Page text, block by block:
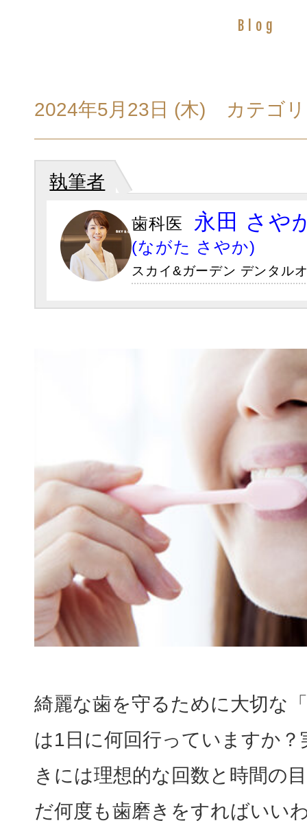
ホワイトニング
（歯茎のホワイトニング）
小児歯科・小児矯正
歯科医療（マタニティ歯科）
歯ぎしり食いしばりの治療・
ボトックス治療
歯周病治療
GALLERY
FLOW
ABOUT
医院案内・ア
料金表
BRANCH
分院 おおみや新生歯科
Blog
2024年5月23日 (木) カテゴ
執筆者
歯科医 永田 さや
(ながた さやか)
スカイ&ガーデン デンタル
綺麗な歯を守るために大切な
は1日に何回行っていますか
きには理想的な回数と時間の
だ何度も歯磨きをすればいい